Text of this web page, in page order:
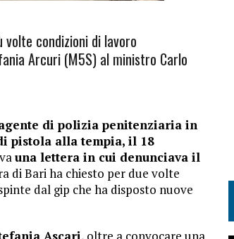
condizioni di lavoro
Arcuri (M5S) al ministro Carlo
di polizia penitenziaria in
pistola alla tempia, il 18
una lettera in cui denunciava il
di Bari ha chiesto per due volte
dal gip che ha disposto nuove